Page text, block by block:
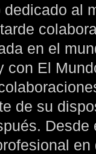
dedicado al
en el
con El
de su